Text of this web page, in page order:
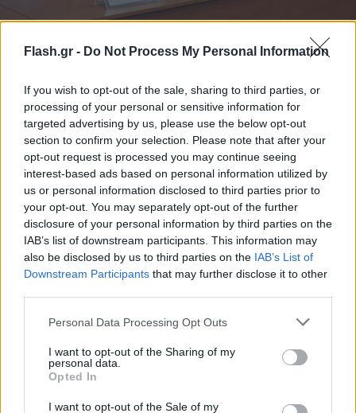
Flash.gr - Do Not Process My Personal Information
If you wish to opt-out of the sale, sharing to third parties, or
processing of your personal or sensitive information for
targeted advertising by us, please use the below opt-out
section to confirm your selection. Please note that after your
opt-out request is processed you may continue seeing
interest-based ads based on personal information utilized by
us or personal information disclosed to third parties prior to
your opt-out. You may separately opt-out of the further
disclosure of your personal information by third parties on the
IAB’s list of downstream participants. This information may
also be disclosed by us to third parties on the IAB’s List of
Downstream Participants that may further disclose it to other
Please note that this website/app uses one or more Google
not limited to your visit or usage behaviour. You may click to
grant or deny consent to Google and its third-party tags to
use your data for below specified purposes in below Google
consent section.
Personal Data Processing Opt Outs
I want to opt-out of the Sharing of my
personal data.
Opted In
I want to opt-out of the Sale of my
ισχυρών ανέμων - Συνεδρίασε η Επιτροπή
Κινδύνου
08.08.2026